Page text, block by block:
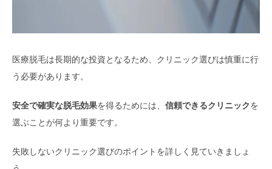
医療脱毛は長期的な投資となるため、クリニック選びは慎重に行
う必要があります。
安全で確実な脱毛効果を得るためには、 信頼できるクリニックを
選ぶことが何より重要です。
失敗しないクリニック選びのポイントを詳しく見ていきましょ